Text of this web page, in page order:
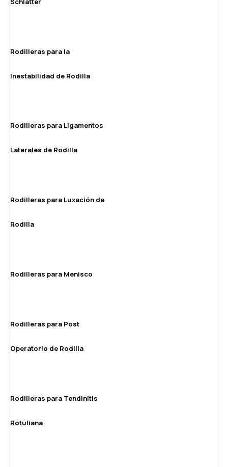
Rodilleras para la
Inestabilidad de Rodilla
Rodilleras para Ligamentos
Laterales de Rodilla
Rodilleras para Luxación de
Rodilla
Rodilleras para Menisco
Rodilleras para Post
Operatorio de Rodilla
Rodilleras para Tendinitis
Rotuliana